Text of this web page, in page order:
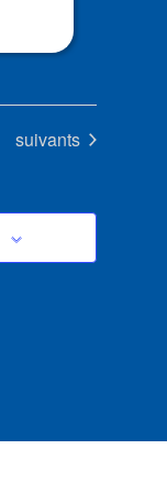
Évènements
suivants